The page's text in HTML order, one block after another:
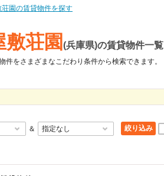
荘園の賃貸物件を探す
荘園 (兵庫県)の賃貸物件一覧
件をさまざまなこだわり条件から検索できます。
＆ 絞り込み